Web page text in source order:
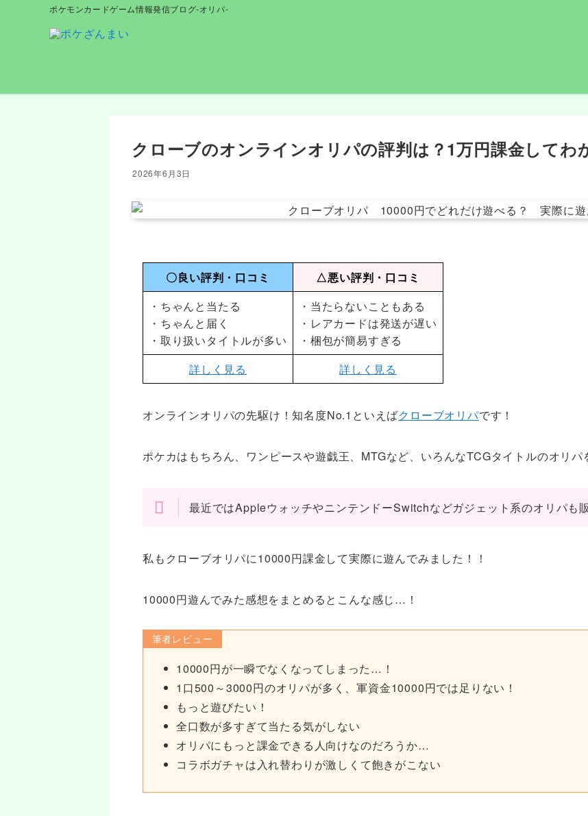
ポケモンカードゲーム情報発信ブログ-オリパ-
クローブのオンラインオリパの評判は？1万円課金してわ
2026年6月3日
〇良い評判・口コミ
△悪い評判・口コミ
・ちゃんと当たる
・ちゃんと届く
・取り扱いタイトルが多い
・当たらないこともある
・レアカードは発送が遅い
・梱包が簡易すぎる
詳しく見る
詳しく見る
オンラインオリパの先駆け！知名度No.1といえばクローブオリパです！
ポケカはもちろん、ワンピースや遊戯王、MTGなど、いろんなTCGタイトルのオリパ
最近ではAppleウォッチやニンテンドーSwitchなどガジェット系のオリパも
私もクローブオリパに10000円課金して実際に遊んでみました！！
10000円遊んでみた感想をまとめるとこんな感じ…！
筆者レビュー
10000円が一瞬でなくなってしまった…！
1口500～3000円のオリパが多く、軍資金10000円では足りない！
もっと遊びたい！
全口数が多すぎて当たる気がしない
オリパにもっと課金できる人向けなのだろうか…
コラボガチャは入れ替わりが激しくて飽きがこない